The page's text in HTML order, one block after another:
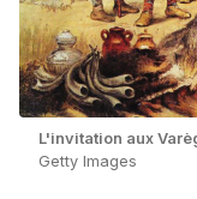
L'invitation aux
Getty Images